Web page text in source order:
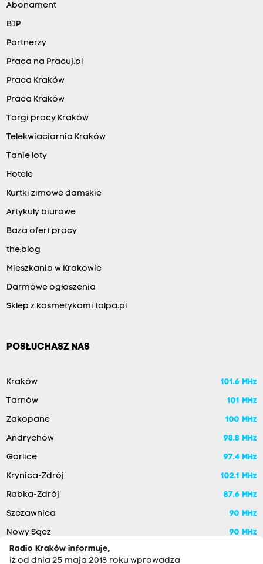
Abonament
BIP
Partnerzy
Praca na Pracuj.pl
Praca Kraków
Praca Kraków
Targi pracy Kraków
Telekwiaciarnia Kraków
Tanie loty
Hotele
Kurtki zimowe damskie
Artykuły biurowe
Baza ofert pracy
the:blog
Mieszkania w Krakowie
Darmowe ogłoszenia
Sklep z kosmetykami tolpa.pl
POSŁUCHASZ NAS
Kraków 101.6 MHz
Tarnów 101 MHz
Zakopane 100 MHz
Andrychów 98.8 MHz
Gorlice 97.4 MHz
Krynica-Zdrój 102.1 MHz
Rabka-Zdrój 87.6 MHz
Szczawnica 90 MHz
Nowy Sącz
90 MHz
Radio Kraków informuje,
iż od dnia 25 maja 2018 roku wprowadza